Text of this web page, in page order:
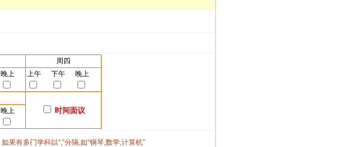
周四
晚上 上午 下午 晚上
时间面议
晚上
如果有多门学科以“,”分隔,如“钢琴,数学,计算机”